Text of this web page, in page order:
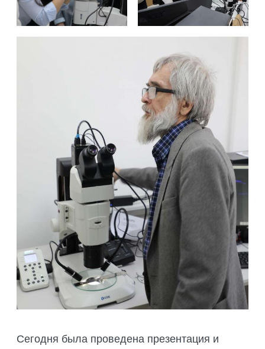
Сегодня была проведена презентация и